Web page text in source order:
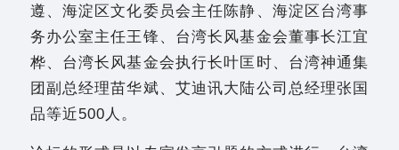
遵、海淀区文化委员会主任陈静、海淀区台湾事
务办公室主任王锋、台湾长风基金会董事长江宜
桦、台湾长风基金会执行长叶匡时、台湾神通集
团副总经理苗华斌、艾迪讯大陆公司总经理张国
品等近500人。